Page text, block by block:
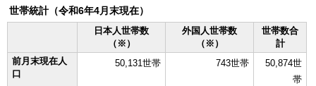
世帯統計（令和6年4月末現在）
日本人世帯数
（※）
外国人世帯数
（※）
世帯数合
計
前月末現在人
口
50,131世帯 743世帯
50,874世
帯